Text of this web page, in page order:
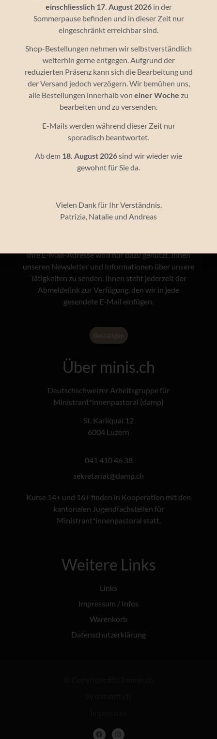
23.00
Weiterlesen
Spielebox – physisch
Ausführung wählen
Newsletter
Bleiben Sie informiert
Ihre E-Mail-Adresse wird nur dazu genutzt, Ihnen
unseren Newsletter und Informationen über unsere
Tätigkeiten zu senden. Ihnen steht jederzeit der
Abmeldelink zur Verfügung, den wir in jede
gesendete E-Mail einfügen.
Über minis.ch
Deutschschweizer Arbeitsgruppe für
Ministrant*innenpastoral (damp)
St. Karliquai 12
6004 Luzern
041 410 46 38
hc.pmad
@tairaterkes
Kurse 14+ und 16+ finden in Kooperation mit den
kantonalen Jugendfachstellen für
Ministrant*innenpastoral statt.
Weitere Links
Links
Impressum / Infos
Warenkorb
Datenschutzerklärung
einschliesslich 17. August 2026in der
Sommerpause befinden und in dieser Zeit nur
eingeschränkt erreichbar sind.
Shop-Bestellungen nehmen wir selbstverständlich
weiterhin gerne entgegen. Aufgrund der
reduzierten Präsenz kann sich die Bearbeitung und
der Versand jedoch verzögern. Wir bemühen uns,
alle Bestellungen innerhalb von einer Woche zu
bearbeiten und zu versenden.
E-Mails werden während dieser Zeit nur
sporadisch beantwortet.
Ab dem 18. August 2026sind wir wieder wie
gewohnt für Sie da.
Vielen Dank für Ihr Verständnis.
Patrizia, Natalie und Andreas